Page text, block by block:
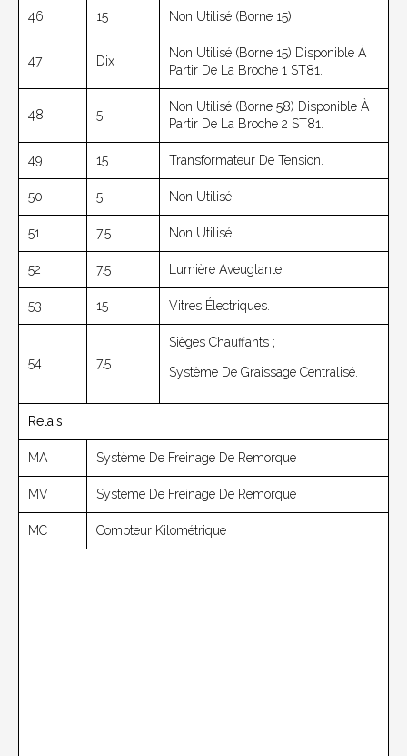
46 15 Non Utilisé (borne 15).
47 Dix
Non Utilisé (borne 15) Disponible À
Partir De La Broche 1 ST81.
48 5
Non Utilisé (borne 58) Disponible À
Partir De La Broche 2 ST81.
49 15 Transformateur De Tension.
50 5 Non Utilisé
51 7.5 Non Utilisé
52 7.5 Lumière Aveuglante.
53 15 Vitres Électriques.
54 7.5
Sièges Chauffants ;
Système De Graissage Centralisé.
Relais
MA Système De Freinage De Remorque
MV Système De Freinage De Remorque
MC Compteur Kilométrique